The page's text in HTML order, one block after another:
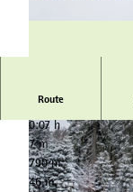
Route
0:07 h
7 m
790 m
46 m